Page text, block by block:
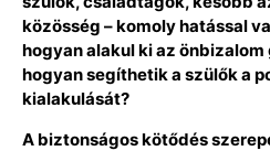
közösség – komoly hatással
hogyan alakul ki az
hogyan segíthetik a szülők a
kialakulását?
A biztonságos kötődés